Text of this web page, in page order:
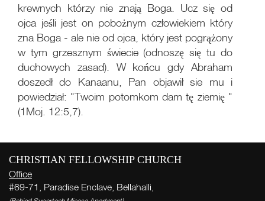
krewnych którzy nie znają Boga. Ucz się od
ojca jeśli jest on pobożnym człowiekiem który
zna Boga - ale nie od ojca, który jest pogrążony
w tym grzesznym świecie (odnoszę się tu do
duchowych zasad). W końcu gdy Abraham
doszedł do Kanaanu, Pan objawił sie mu i
powiedział: "Twoim potomkom dam tę ziemię "
(1Moj. 12:5,7).
CHRISTIAN FELLOWSHIP CHURCH
Office
#69-71, Paradise Enclave, Bellahalli,